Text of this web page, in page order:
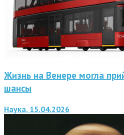
Жизнь на Венере могла
шансы
Наука, 15.04.2026